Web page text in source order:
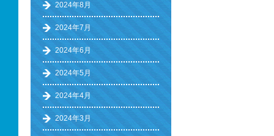
2024年8月
2024年7月
2024年6月
2024年5月
2024年4月
2024年3月